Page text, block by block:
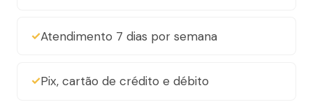
Atendimento 7 dias por semana
Pix, cartão de crédito e débito